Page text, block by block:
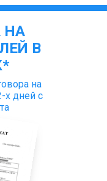
НА
В
на
х дней с